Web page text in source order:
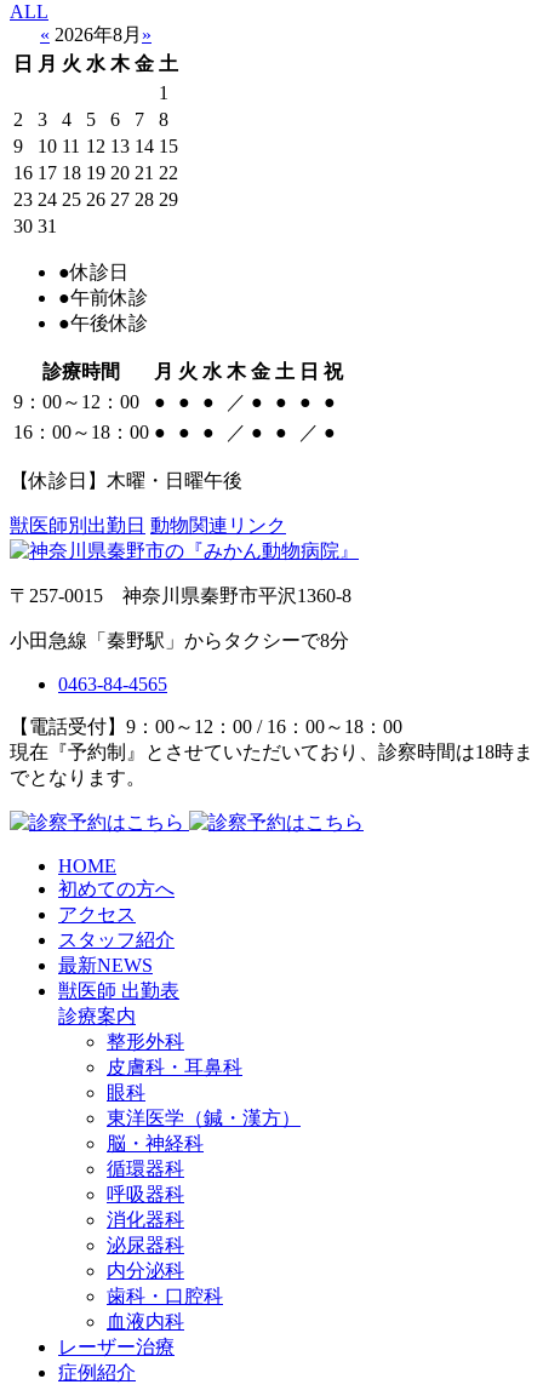
ALL
« 2026年8月 »
日 月 火 水 木 金 土
1
2
3 4 5 6 7
8
9
10 11 12 13 14 15
16 17 18 19 20 21 22
23 24 25 26 27 28 29
30 31
●休診日
●午前休診
●午後休診
診療時間 月 火 水 木 金 土 日 祝
9：00～12：00
● ● ● ／ ● ● ●
●
16：00～18：00 ● ● ● ／ ● ● ／ ●
【休診日】木曜・日曜午後
獣医師別出勤日 動物関連リンク
〒257-0015 神奈川県秦野市平沢1360-8
小田急線「秦野駅」からタクシーで8分
0463-84-4565
【電話受付】9：00～12：00 / 16：00～18：00
現在『予約制』とさせていただいており、診察時間は18時ま
でとなります。
HOME
初めての方へ
アクセス
スタッフ紹介
最新NEWS
獣医師 出勤表
診療案内
整形外科
皮膚科・耳鼻科
眼科
東洋医学（鍼・漢方）
脳・神経科
循環器科
呼吸器科
消化器科
泌尿器科
内分泌科
歯科・口腔科
血液内科
レーザー治療
症例紹介